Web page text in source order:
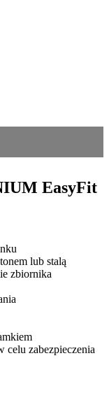
EasyFit
lub stalą
zbiornika
celu zabezpieczenia